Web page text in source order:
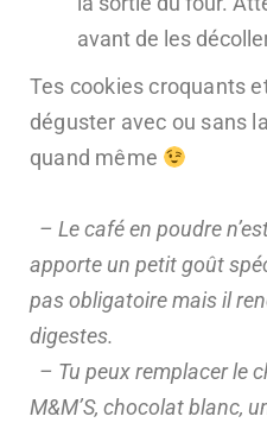
avant de les
Tes cookies croquants
déguster avec ou sans
quand même
– Le café en poudre
apporte un petit goût
pas obligatoire mais il
digestes.
– Tu peux remplacer le
M&M’S, chocolat blanc,